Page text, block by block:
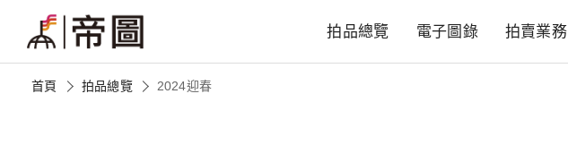
拍品總覽 電子圖錄 拍賣業務
首頁 拍品總覽 2024迎春